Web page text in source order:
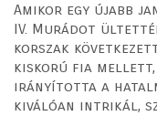
Amikor egy újabb
IV. Murádot
korszak
kiskorú fia mellett,
irányította a
kiválóan intrikál,